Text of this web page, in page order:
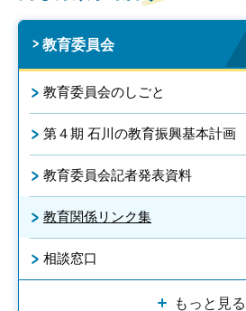
教育委員会
教育委員会のしごと
第４期 石川の教育振興基本計画
教育委員会記者発表資料
教育関係リンク集
相談窓口
もっと見る